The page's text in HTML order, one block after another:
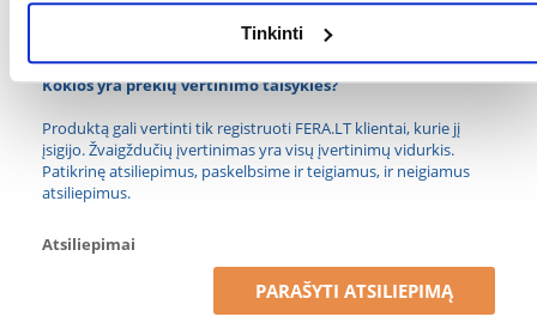
Tinkinti
Vidinis filtras
Kokios yra prekių vertinimo taisyklės?
Produktą gali vertinti tik registruoti FERA.LT klientai, kurie jį
įsigijo. Žvaigždučių įvertinimas yra visų įvertinimų vidurkis.
Patikrinę atsiliepimus, paskelbsime ir teigiamus, ir neigiamus
atsiliepimus.
Atsiliepimai
PARAŠYTI ATSILIEPIMĄ